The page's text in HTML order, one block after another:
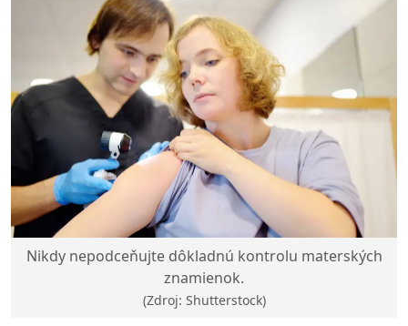
Nikdy nepodceňujte dôkladnú kontrolu materských
znamienok.
(Zdroj: Shutterstock)